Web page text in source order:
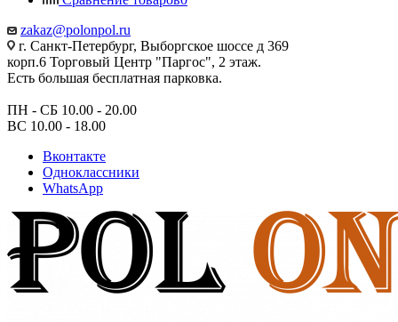
zakaz@polonpol.ru
г. Санкт-Петербург, Выборгское шоссе д 369
корп.6 Торговый Центр "Паргос", 2 этаж.
Есть большая бесплатная парковка.
ПН - СБ 10.00 - 20.00
ВС 10.00 - 18.00
Вконтакте
Одноклассники
WhatsApp